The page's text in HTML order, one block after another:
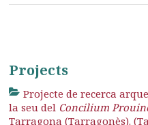
Projects
Projecte de recerca
la seu del Concilium
Tarragona (Tarragonès).